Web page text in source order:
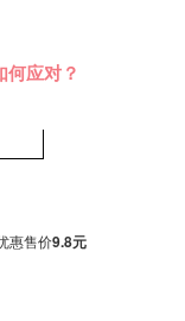
何应对？
惠售价9.8元